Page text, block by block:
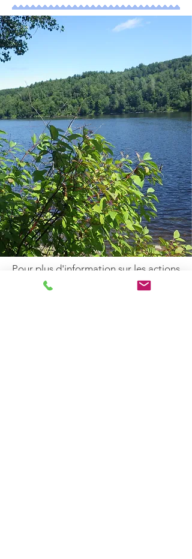
Pour plus d'information sur les actions
qui doivent être réalisées sur le
territoire de BVSM, veuillez consulter